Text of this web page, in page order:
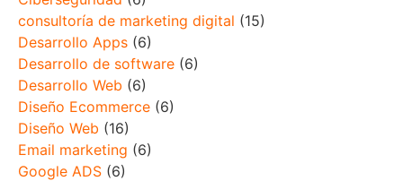
consultoría de marketing digital (15)
Desarrollo Apps (6)
Desarrollo de software (6)
Desarrollo Web (6)
Diseño Ecommerce (6)
Diseño Web (16)
Email marketing (6)
Google ADS (6)